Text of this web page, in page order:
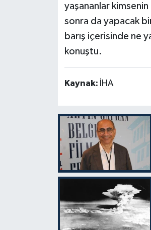
yaşananlar
sonra da yapacak
barış içerisinde ne
konuştu.
Kaynak: İHA